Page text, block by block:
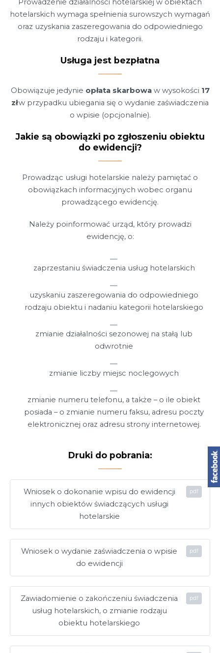
hotelarskich wymaga spełnienia surowszych wymagań
oraz uzyskania zaszeregowania do odpowiedniego
rodzaju i kategorii.
Usługa jest bezpłatna
Obowiązuje jedynie opłata skarbowa w wysokości 17
złw przypadku ubiegania się o wydanie zaświadczenia
o wpisie (opcjonalnie).
Jakie są obowiązki po zgłoszeniu obiektu
do ewidencji?
Prowadząc usługi hotelarskie należy pamiętać o
obowiązkach informacyjnych wobec organu
prowadzącego ewidencję.
Należy poinformować urząd, który prowadzi
ewidencję, o:
zaprzestaniu świadczenia usług hotelarskich
uzyskaniu zaszeregowania do odpowiedniego
rodzaju obiektu i nadaniu kategorii hotelarskiego
zmianie działalności sezonowej na stałą lub
odwrotnie
zmianie liczby miejsc noclegowych
zmianie numeru telefonu, a także – o ile obiekt
posiada – o zmianie numeru faksu, adresu poczty
elektronicznej oraz adresu strony internetowej.
Druki do pobrania:
Wniosek o dokonanie wpisu do ewidencji
innych obiektów świadczących usługi
hotelarskie
Wniosek o wydanie zaświadczenia o wpisie
do ewidencji
Zawiadomienie o zakończeniu świadczenia
usług hotelarskich, o zmianie rodzaju
obiektu hotelarskiego